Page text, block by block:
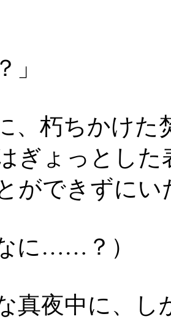
」
、朽ちかけた
ぎょっとし
ができずにい
に…… ？）
真夜中に、し